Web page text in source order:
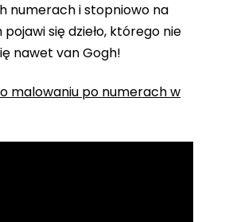
numerach i stopniowo na
się dzieło, którego nie
nawet van Gogh!
malowaniu po numerach w